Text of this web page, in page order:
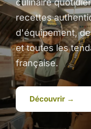
recettes
d'équipement,
et toutes les
française.
Découvrir →